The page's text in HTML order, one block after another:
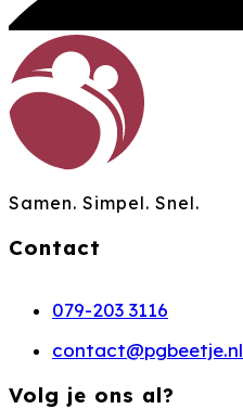
Samen. Simpel. Snel.
Contact
079-203 3116
contact@pgbeetje.nl
Volg je ons al?